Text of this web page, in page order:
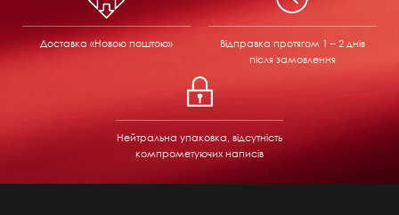
Доставка «Новою поштою» Відправка протягом 1 – 2 днів
після замовлення
Нейтральна упаковка, відсутність
компрометуючих написів